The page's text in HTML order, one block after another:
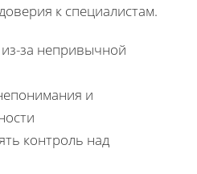
к специалистам.
за непривычной
и
контроль над